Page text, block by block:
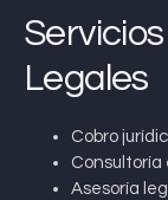
Servicios
Legales
Cobro
Consultoría
Asesoría